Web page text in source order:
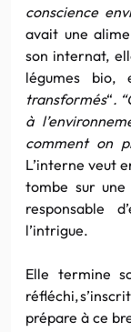
conscience
avait une
son internat,
légumes bio,
transformés“.
à
comment on
L’interne veut
tombe sur
responsable
l’intrigue.
Elle termine
réfléchi,
prépare à ce